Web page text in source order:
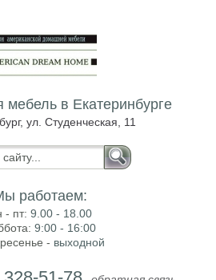
мебель в Екатеринбурге
ул. Студенческая, 11
работаем:
- пт:9.00 - 18.00
9:00 - 16:00
- выходной